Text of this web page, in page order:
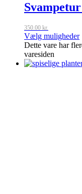
350.00 kr.
Vælg muligheder
Dette vare har
varesiden